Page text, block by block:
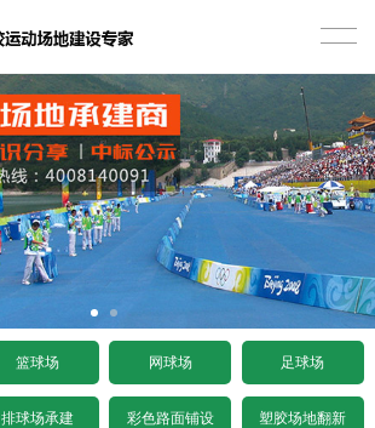
篮球场 网球场 足球场
排球场承建 彩色路面铺设 塑胶场地翻新
首页
塑胶跑道
混合型塑胶跑道
透气型塑胶跑道
预制型塑胶跑道
施工案例
篮球场
硅PU篮球场
EPDM篮球场
室内木地板篮球场
网球场
丙烯酸网球场
硅PU网球场
人造草坪网球场
人造草足球场
工程项目